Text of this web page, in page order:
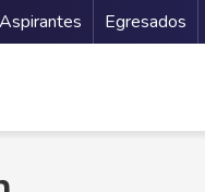
Aspirantes Egresados